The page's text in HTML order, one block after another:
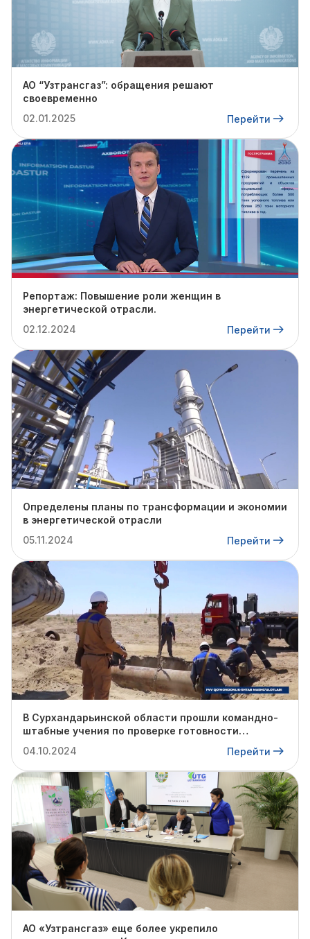
АО “Узтрансгаз”: обращения решают
своевременно
02.01.2025
Перейти
Репортаж: Повышение роли женщин в
энергетической отрасли.
02.12.2024
Перейти
Определены планы по трансформации и экономии
в энергетической отрасли
05.11.2024
Перейти
В Сурхандарьинской области прошли командно-
штабные учения по проверке готовности
отопительному сезону.
04.10.2024 Перейти
АО «Узтрансгаз» еще более укрепило